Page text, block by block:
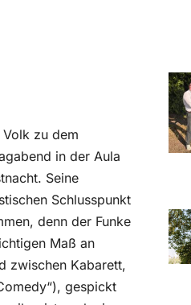
zu dem
in der Aula
Seine
Schlusspunkt
denn der Funke
Maß an
zwischen Kabarett,
gespickt